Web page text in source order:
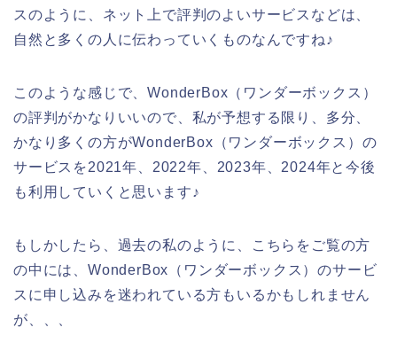
スのように、ネット上で評判のよいサービスなどは、
自然と多くの人に伝わっていくものなんですね♪
このような感じで、WonderBox（ワンダーボックス）
の評判がかなりいいので、私が予想する限り、多分、
かなり多くの方がWonderBox（ワンダーボックス）の
サービスを2021年、2022年、2023年、2024年と今後
も利用していくと思います♪
もしかしたら、過去の私のように、こちらをご覧の方
の中には、WonderBox（ワンダーボックス）のサービ
スに申し込みを迷われている方もいるかもしれません
が、、、